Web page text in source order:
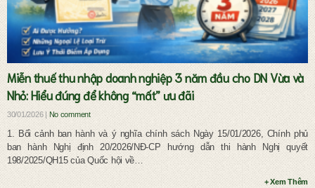
Miễn thuế thu nhập doanh nghiệp 3 năm đầu cho DN Vừa và
Nhỏ: Hiểu đúng để không “mất” ưu đãi
30/01/2026 | No comment
1. Bối cảnh ban hành và ý nghĩa chính sách Ngày 15/01/2026, Chính phủ
ban hành Nghị định 20/2026/NĐ-CP hướng dẫn thi hành Nghị quyết
198/2025/QH15 của Quốc hội về…
+ Xem Thêm